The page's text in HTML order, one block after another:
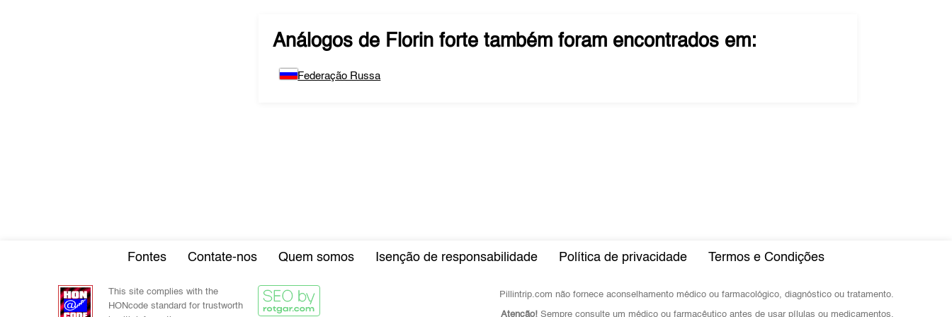
Análogos de Florin forte também foram encontrados em:
Federação Russa
Fontes Contate-nos Quem somos Isenção de responsabilidade Política de privacidade Termos e Condições
This site complies with the
HONcode standard for trustworth
Pillintrip.com não fornece aconselhamento médico ou farmacológico, diagnóstico ou tratamento.
Atenção! Sempre consulte um médico ou farmacêutico antes de usar pílulas ou medicamentos.